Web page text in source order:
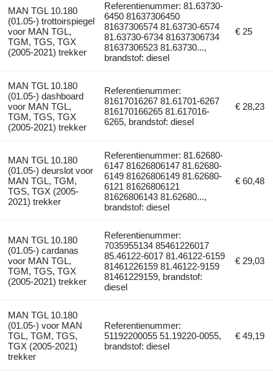
MAN TGL 10.180
(01.05-) trottoirspiegel
voor MAN TGL,
TGM, TGS, TGX
(2005-2021) trekker
Referentienummer: 81.63730-
6450 81637306450
81637306574 81.63730-6574
81.63730-6734 81637306734
81637306523 81.63730...,
brandstof: diesel
€ 25
MAN TGL 10.180
(01.05-) dashboard
voor MAN TGL,
TGM, TGS, TGX
(2005-2021) trekker
Referentienummer:
81617016267 81.61701-6267
816170166265 81.617016-
6265, brandstof: diesel
€ 28,23
MAN TGL 10.180
(01.05-) deurslot voor
MAN TGL, TGM,
TGS, TGX (2005-
2021) trekker
Referentienummer: 81.62680-
6147 81626806147 81.62680-
6149 81626806149 81.62680-
6121 81626806121
81626806143 81.62680...,
brandstof: diesel
€ 60,48
MAN TGL 10.180
(01.05-) cardanas
voor MAN TGL,
TGM, TGS, TGX
(2005-2021) trekker
Referentienummer:
7035955134 85461226017
85.46122-6017 81.46122-6159
81461226159 81.46122-9159
81461229159, brandstof:
diesel
€ 29,03
MAN TGL 10.180
(01.05-) voor MAN
TGL, TGM, TGS,
TGX (2005-2021)
trekker
Referentienummer:
51192200055 51.19220-0055,
brandstof: diesel
€ 49,19